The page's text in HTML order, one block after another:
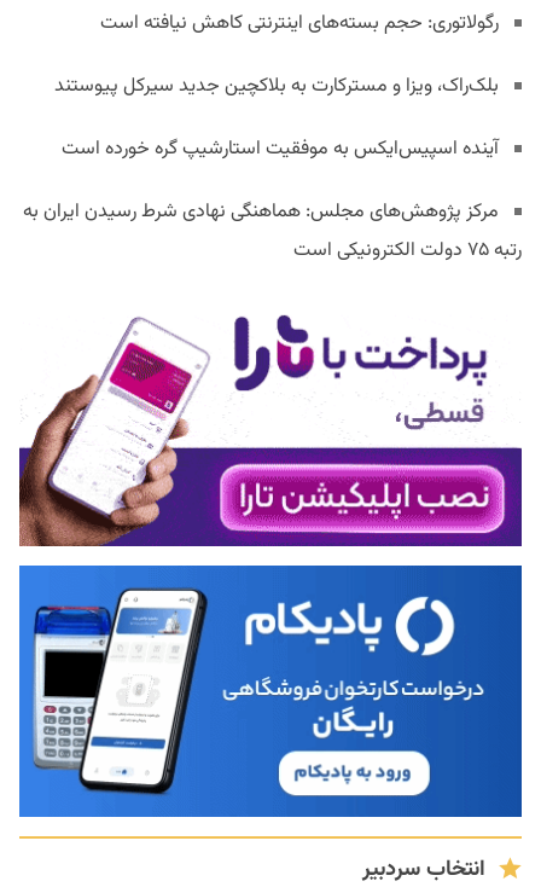
رگولاتوری: حجم بسته‌های اینترنتی کاهش نیافته است
بلک‌راک، ویزا و مسترکارت به بلاکچین جدید سیرکل پیوستند
آینده اسپیس‌ایکس به موفقیت استارشیپ گره خورده است
مرکز پژوهش‌های مجلس: هماهنگی نهادی شرط رسیدن ایران به
رتبه ۷۵ دولت الکترونیکی است
انتخاب سردبیر